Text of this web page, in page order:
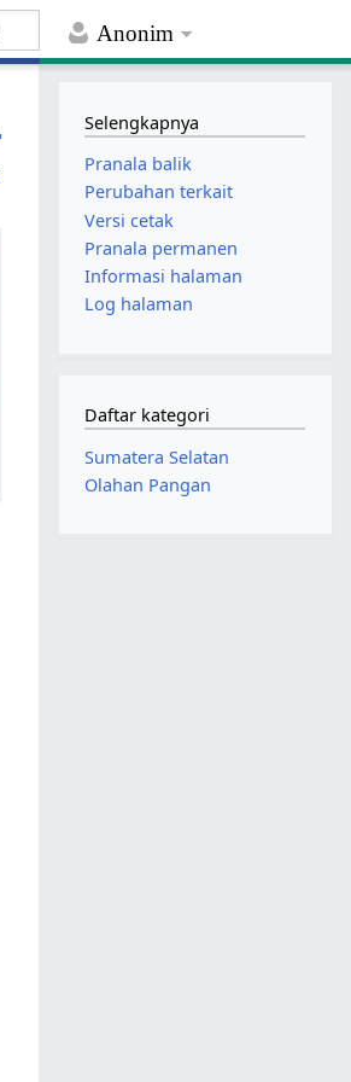
Anonim
Selengkapnya
Pranala balik
Perubahan terkait
Versi cetak
Pranala permanen
Informasi halaman
Log halaman
Daftar kategori
Sumatera Selatan
Olahan Pangan